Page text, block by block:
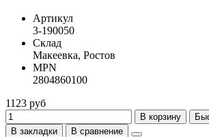
Артикул
3-190050
Склад
Макеевка, Ростов
MPN
2804860100
1123 руб
В корзину
В закладки
В сравнение